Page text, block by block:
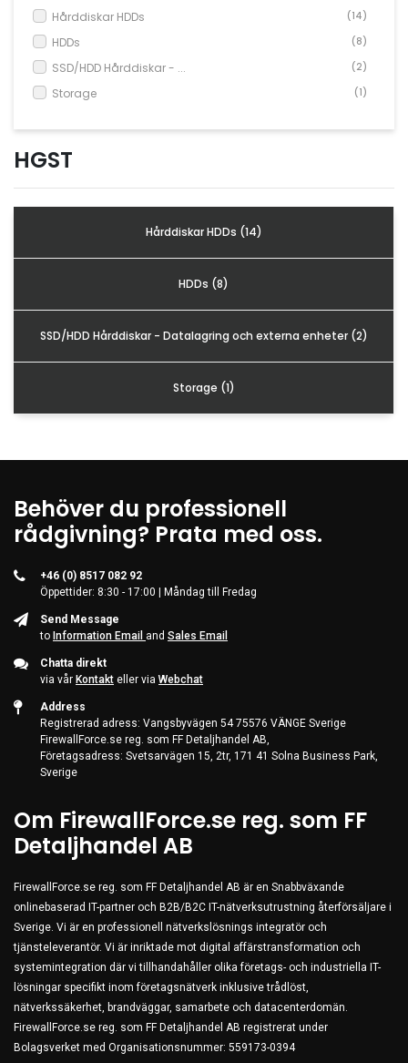
Kontorsmaterial och tillbehör
Tools
Nätverksdata Rack och serverskåp
Övervakningsutrustning
Ström- och UPS-utrustning
Skrivare, skannrar och tillbehör
Spel och Drönare
Electrical Supplies
Server & Storage
PC Systems
Supplies
Accessories
Games & Leisure
AV & Multimedia
Photo & Video
Household & Garden
Office Supplies
Phones & PBX
Network Equipment
Printers & Accessories
Clothing
Software
Service & Support
Hårddiskar HDDs (14)
HDDs (8)
SSD/HDD Hårddiskar - ... (2)
Storage (1)
HGST
Hårddiskar HDDs (14)
HDDs (8)
SSD/HDD Hårddiskar - Datalagring och externa enheter (2)
Storage (1)
Behöver du professionell
rådgivning? Prata med oss.
+46 (0) 8517 082 92
Öppettider: 8:30 - 17:00 | Måndag till Fredag
Send Message
to Information Email and Sales Email
Chatta direkt
via vår Kontakt eller via Webchat
Address
Registrerad adress: Vangsbyvägen 54 75576 VÄNGE Sverige
FirewallForce.se reg. som FF Detaljhandel AB,
Företagsadress: Svetsarvägen 15, 2tr, 171 41 Solna Business Park,
Sverige
Om FirewallForce.se reg. som FF
Detaljhandel AB
FirewallForce.se reg. som FF Detaljhandel AB är en Snabbväxande
onlinebaserad IT-partner och B2B/B2C IT-nätverksutrustning återförsäljare i
Sverige. Vi är en professionell nätverkslösnings integratör och
tjänsteleverantör. Vi är inriktade mot digital affärstransformation och
systemintegration där vi tillhandahåller olika företags- och industriella IT-
lösningar specifikt inom företagsnätverk inklusive trådlöst,
nätverkssäkerhet, brandväggar, samarbete och datacenterdomän.
FirewallForce.se reg. som FF Detaljhandel AB registrerat under
Bolagsverket med Organisationsnummer: 559173-0394